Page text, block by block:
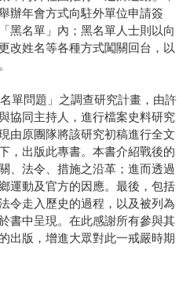
辦年會方式向駐外單位申請簽
黑名單」內；黑名單人士則以向
改姓名等各種方式闖關回台，以
單問題」之調查研究計畫，由許
協同主持人，進行檔案史料研究
由原團隊將該研究初稿進行全文
，出版此專書。本書介紹戰後的
、法令、措施之沿革；進而透過
運動及官方的因應。最後，包括
令走入歷史的過程，以及被列為
書中呈現。在此感謝所有參與其
出版，增進大眾對此一戒嚴時期